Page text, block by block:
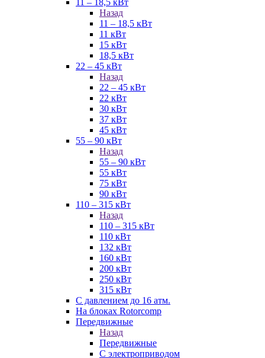
11 – 18,5 кВт
Назад
11 – 18,5 кВт
11 кВт
15 кВт
18,5 кВт
22 – 45 кВт
Назад
22 – 45 кВт
22 кВт
30 кВт
37 кВт
45 кВт
55 – 90 кВт
Назад
55 – 90 кВт
55 кВт
75 кВт
90 кВт
110 – 315 кВт
Назад
110 – 315 кВт
110 кВт
132 кВт
160 кВт
200 кВт
250 кВт
315 кВт
С давлением до 16 атм.
На блоках Rotorcomp
Передвижные
Назад
Передвижные
С электроприводом